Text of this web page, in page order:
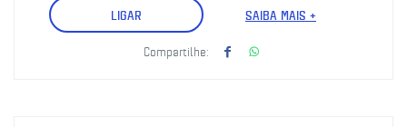
LIGAR SAIBA MAIS +
Compartilhe: